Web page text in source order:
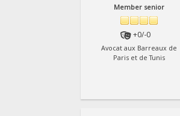
Member senior
+0/-0
Avocat aux Barreaux de
Paris et de Tunis